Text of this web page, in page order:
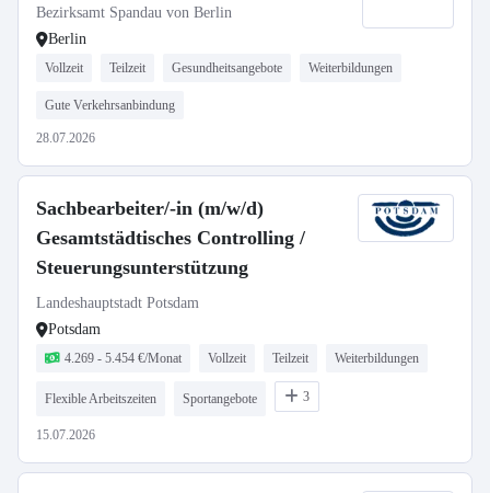
Bezirksamt Spandau von Berlin
Berlin
Vollzeit Teilzeit Gesundheitsangebote Weiterbildungen
Gute Verkehrsanbindung
28.07.2026
Sachbearbeiter/-in (m/w/d)
Gesamtstädtisches Controlling /
Steuerungsunterstützung
Landeshauptstadt Potsdam
Potsdam
4.269 - 5.454 €/Monat Vollzeit Teilzeit Weiterbildungen
Flexible Arbeitszeiten Sportangebote 3
15.07.2026